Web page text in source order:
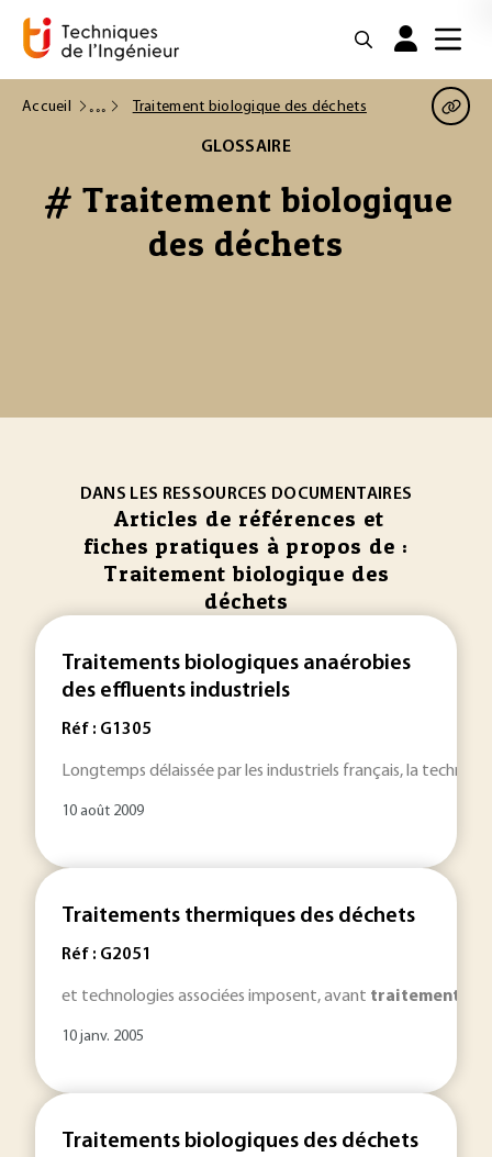
Accueil Traitement biologique des déchets
GLOSSAIRE
# Traitement biologique
des déchets
DANS LES RESSOURCES DOCUMENTAIRES
Articles de références et
fiches pratiques à propos de :
Traitement biologique des
déchets
Traitements biologiques anaérobies
des effluents industriels
Réf : G1305
Longtemps délaissée par les industriels français, la
10 août 2009
Traitements thermiques des déchets
Réf : G2051
et technologies associées imposent, avant traitement
10 janv. 2005
Traitements biologiques des déchets